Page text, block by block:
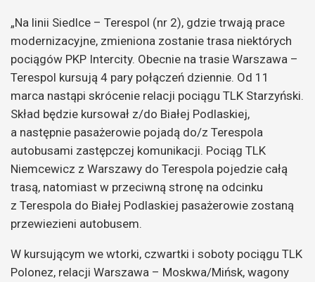
„Na linii Siedlce – Terespol (nr 2), gdzie trwają prace
modernizacyjne, zmieniona zostanie trasa niektórych
pociągów PKP Intercity. Obecnie na trasie Warszawa –
Terespol kursują 4 pary połączeń dziennie. Od 11
marca nastąpi skrócenie relacji pociągu TLK Starzyński.
Skład będzie kursował z/do Białej Podlaskiej,
a następnie pasażerowie pojadą do/z Terespola
autobusami zastępczej komunikacji. Pociąg TLK
Niemcewicz z Warszawy do Terespola pojedzie całą
trasą, natomiast w przeciwną stronę na odcinku
z Terespola do Białej Podlaskiej pasażerowie zostaną
przewiezieni autobusem.
W kursującym we wtorki, czwartki i soboty pociągu TLK
Polonez, relacji Warszawa – Moskwa/Mińsk, wagony